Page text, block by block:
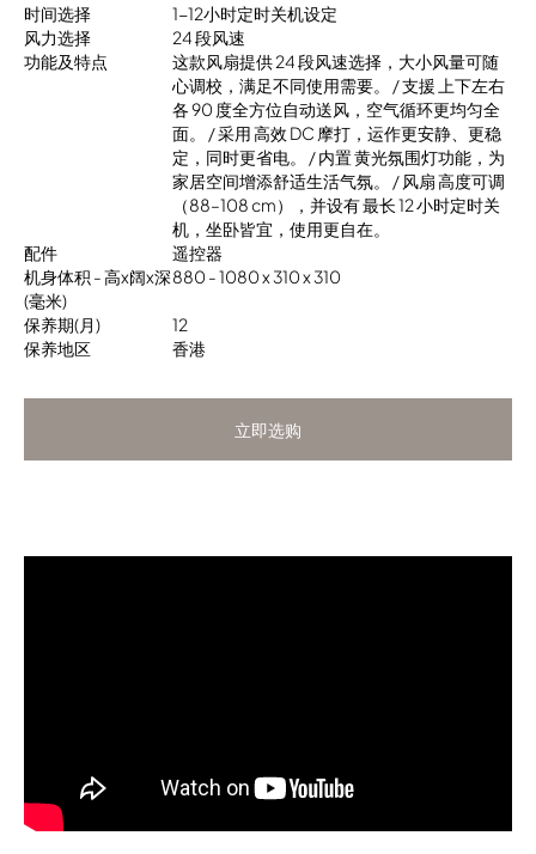
时间选择
1-12小时定时关机设定
风力选择
24 段风速
功能及特点
这款风扇提供 24 段风速选择，大小风量可随
心调校，满足不同使用需要。 / 支援 上下左右
各 90 度全方位自动送风，空气循环更均匀全
面。 / 采用 高效 DC 摩打，运作更安静、更稳
定，同时更省电。 / 内置 黄光氛围灯功能，为
家居空间增添舒适生活气氛。 / 风扇 高度可调
（88–108 cm），并设有 最长 12 小时定时关
机，坐卧皆宜，使用更自在。
配件
遥控器
机身体积 - 高x阔x深
(毫米)
880 - 1080 x 310 x 310
保养期(月)
12
保养地区
香港
立即选购
立即选购